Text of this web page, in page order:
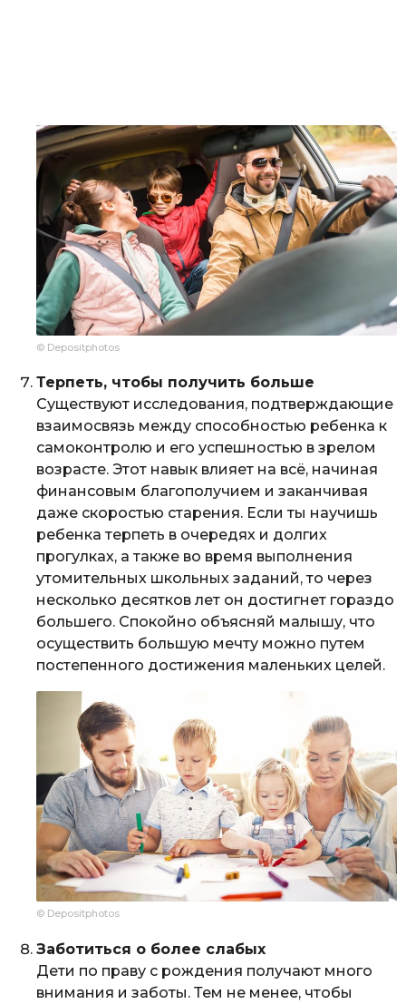
© Depositphotos
Терпеть, чтобы получить больше
Существуют исследования, подтверждающие
взаимосвязь между способностью ребенка к
самоконтролю и его успешностью в зрелом
возрасте. Этот навык влияет на всё, начиная
финансовым благополучием и заканчивая
даже скоростью старения. Если ты научишь
ребенка терпеть в очередях и долгих
прогулках, а также во время выполнения
утомительных школьных заданий, то через
несколько десятков лет он достигнет гораздо
большего. Спокойно объясняй малышу, что
осуществить большую мечту можно путем
постепенного достижения маленьких целей.
© Depositphotos
Заботиться о более слабых
Дети по праву с рождения получают много
внимания и заботы. Тем не менее, чтобы